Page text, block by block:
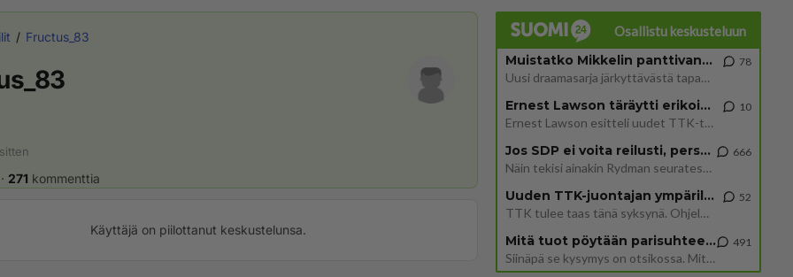
Fructus_83
sitten
· 271 kommenttia
Käyttäjä on piilottanut keskustelunsa.
Osallistu keskusteluun
Muistatko Mikkelin panttivankidraaman?
Uusi draamasarja järkyttävästä tapauksesta on tulossa. Tositapahtumiin perustuva sarja ammentaa vuoden 1986 Mikkelin pan
78
Ernest Lawson täräytti erikoisen heiton TTK-lehdistötilaisuudessa: " Onko tässä tarkoituksena...?"
Ernest Lawson esitteli uudet TTK-tähtioppilaat ja opettajat torstaina 6.8. lehdistölle. Tulevalla kaudella on yksi hausk
10
Jos SDP ei voita reilusti, persut kumoavat demokratian Suomesta
Näin tekisi ainakin Rydman seuratessaan idolinsa Trumpin mallia https://www.is.fi/politiikka/art-2000012187244.html
666
Uuden TTK-juontajan ympärillä epätietoisuus sakenee - Nyt MTV hämmentää soppaa
TTK tulee taas tänä syksynä. Ohjelman uudet tähtioppilaat julkistetaan torstaina 6. elokuuta klo 14 alkavassa lehdistö
52
Mitä tuot pöytään parisuhteessa?
Siinäpä se kysymys on otsikossa. Mitäpä siis tuot/toisit pöytään parisuhteessa? Oletko mies vai nainen? Koetko sen mitä
491